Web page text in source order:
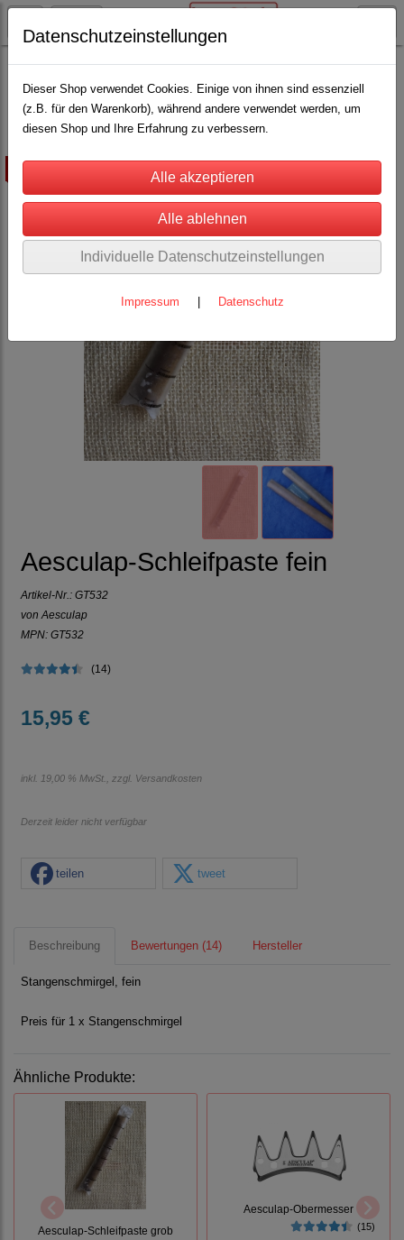
Aesculap Schermaschinen u. Schermesser
Aesculap Schafschermaschinen und Schermesser(5)
Aesculap-Schleifpaste fein
Artikel-Nr.: GT532
von Aesculap
MPN: GT532
(14)
15,95 €
inkl. 19,00 % MwSt., zzgl. Versandkosten
Derzeit leider nicht verfügbar
teilen tweet
Beschreibung Bewertungen (14) Hersteller
Stangenschmirgel, fein
Preis für 1 x Stangenschmirgel
Ähnliche Produkte:
Aesculap-Schleifpaste grob
Aesculap-Obermesser
(15)
Datenschutzeinstellungen
Dieser Shop verwendet Cookies. Einige von ihnen sind essenziell
(z.B. für den Warenkorb), während andere verwendet werden, um
diesen Shop und Ihre Erfahrung zu verbessern.
Individuelle Datenschutzeinstellungen
Impressum Datenschutz